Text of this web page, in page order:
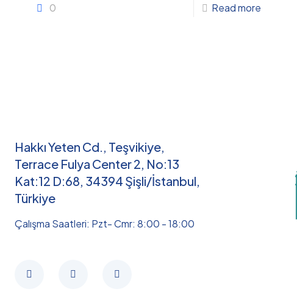
0 Read more
Hakkı Yeten Cd., Teşvikiye,
Terrace Fulya Center 2, No:13
Kat:12 D:68, 34394 Şişli/İstanbul,
Türkiye
Çalışma Saatleri: Pzt- Cmr: 8:00 - 18:00